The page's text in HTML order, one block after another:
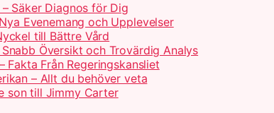
Säker Diagnos för Dig
Evenemang och Upplevelser
till Bättre Vård
Översikt och Trovärdig Analys
Fakta Från Regeringskansliet
– Allt du behöver veta
son till Jimmy Carter